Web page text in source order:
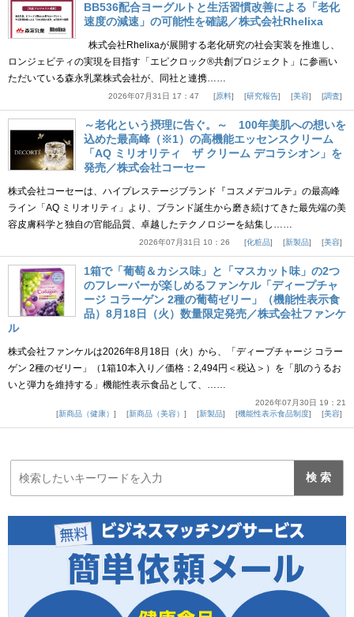
BB536配合ヨーグルトと生活習慣改善による「老化
速度の減速」の可能性を確認／株式会社Rhelixa
株式会社Rhelixaが展開する老化研究の社会実装を推進し、
ロンジェビティの実現を目指す「エピクロック®共創プロジェクト」に参画い
ただいている森永乳業株式会社が、同社と連携……
2026年07月31日 17：47 原料 研究報告 美容 調査
～老化という摂理に告ぐ。～ 100年美肌への想いを
込めた最高峰（※1）の高機能エッセンスクリーム
「AQ ミリオリティ ザ クリーム デコラシオン」を
発売／株式会社コーセー
株式会社コーセーは、ハイプレステージブランド『コスメデコルテ』の最高峰
ライン「AQ ミリオリティ」より、ブランド誕生から磨き続けてきた最先端の美
容皮膚科学と独自の官能品質、卓越したテクノロジーを結集し……
2026年07月31日 10：26 化粧品 新製品 美容
1箱で「葡萄＆カシス味」と「マスカット味」の2つ
のフレーバーが楽しめるファンケル「ディープチャ
ージ コラーゲン 2種の葡萄ゼリー」（機能性表示食
品）8月18日（火）数量限定発売／株式会社ファンケ
ル
株式会社ファンケルは2026年8月18日（火）から、「ディープチャージ コラー
ゲン 2種のゼリー」（1箱10本入り／価格：2,494円＜税込＞）を「肌のうるお
いと弾力を維持する」機能性表示食品として、……
2026年07月30日 19：21
新商品（健康）
新商品（美容） 新製品 機能性表示食品制度 美容